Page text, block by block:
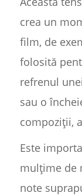
crea un
film, de
folosită
refrenul
sau o
compoziții,
Este
mulțime de
note